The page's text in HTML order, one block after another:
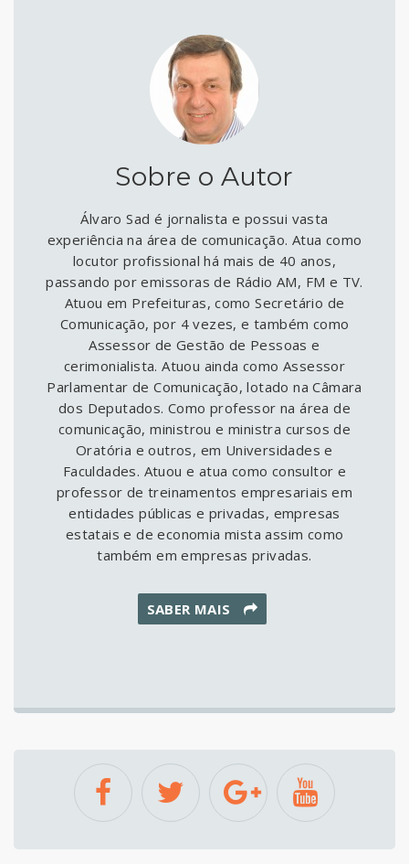
Sobre o Autor
Álvaro Sad é jornalista e possui vasta
experiência na área de comunicação. Atua como
locutor profissional há mais de 40 anos,
passando por emissoras de Rádio AM, FM e TV.
Atuou em Prefeituras, como Secretário de
Comunicação, por 4 vezes, e também como
Assessor de Gestão de Pessoas e
cerimonialista. Atuou ainda como Assessor
Parlamentar de Comunicação, lotado na Câmara
dos Deputados. Como professor na área de
comunicação, ministrou e ministra cursos de
Oratória e outros, em Universidades e
Faculdades. Atuou e atua como consultor e
professor de treinamentos empresariais em
entidades públicas e privadas, empresas
estatais e de economia mista assim como
também em empresas privadas.
SABER MAIS